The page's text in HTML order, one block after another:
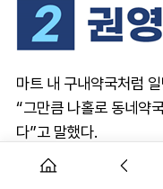
마트 내 구내약국처럼
“그만큼 나홀로 동네약
다”고 말했다.
그는 “동네약국은 지역